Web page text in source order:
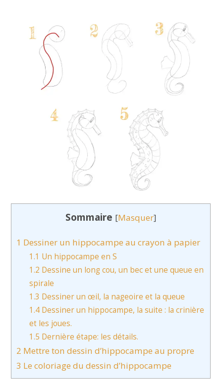
Sommaire [Masquer]
1 Dessiner un hippocampe au crayon à papier
1.1 Un hippocampe en S
1.2 Dessine un long cou, un bec et une queue en
spirale
1.3 Dessiner un œil, la nageoire et la queue
1.4 Dessiner un hippocampe, la suite : la crinière
et les joues.
1.5 Dernière étape: les détails.
2 Mettre ton dessin d’hippocampe au propre
3 Le coloriage du dessin d’hippocampe